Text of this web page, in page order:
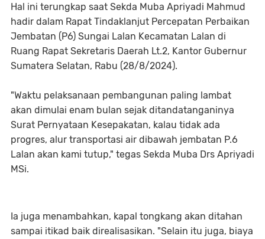
Hal ini terungkap saat Sekda Muba Apriyadi Mahmud
hadir dalam Rapat Tindaklanjut Percepatan Perbaikan
Jembatan (P6) Sungai Lalan Kecamatan Lalan di
Ruang Rapat Sekretaris Daerah Lt.2, Kantor Gubernur
Sumatera Selatan, Rabu (28/8/2024).
"Waktu pelaksanaan pembangunan paling lambat
akan dimulai enam bulan sejak ditandatanganinya
Surat Pernyataan Kesepakatan, kalau tidak ada
progres, alur transportasi air dibawah jembatan P.6
Lalan akan kami tutup," tegas Sekda Muba Drs Apriyadi
MSi.
Ia juga menambahkan, kapal tongkang akan ditahan
sampai itikad baik direalisasikan. "Selain itu juga, biaya